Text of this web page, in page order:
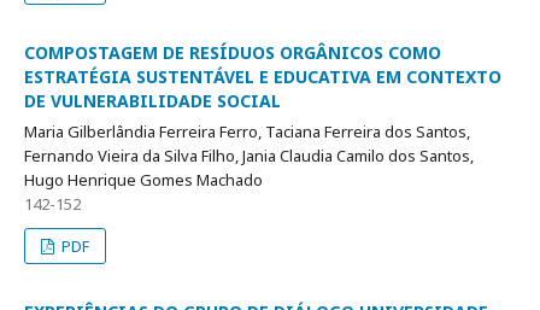
COMPOSTAGEM DE RESÍDUOS ORGÂNICOS COMO
ESTRATÉGIA SUSTENTÁVEL E EDUCATIVA EM CONTEXTO
DE VULNERABILIDADE SOCIAL
Maria Gilberlândia Ferreira Ferro, Taciana Ferreira dos Santos,
Fernando Vieira da Silva Filho, Jania Claudia Camilo dos Santos,
Hugo Henrique Gomes Machado
142-152
PDF